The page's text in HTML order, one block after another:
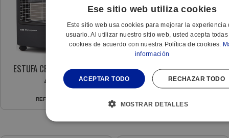
ESTUFA CERAMICA HCE-73
4200W
REF:
TRIPODE ESTUFA PHF EXT.
ALTO 210CM ANTIOXIDANTE
Ese sitio web utiliza cookies
Este sitio web usa cookies para mejorar la experiencia
usuario. Al utilizar nuestro sitio web, usted acepta
cookies de acuerdo con nuestra Política de cookies.
información
ACEPTAR TODO RECHAZAR TODO
MOSTRAR DETALLES